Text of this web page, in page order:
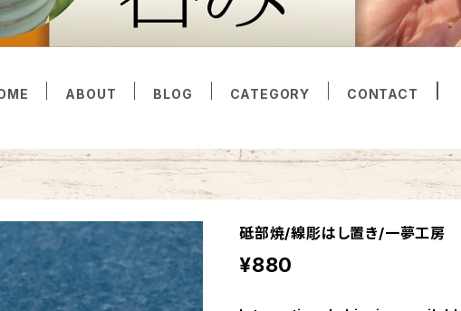
ABOUT BLOG CATEGORY CONTACT
砥部焼/線彫はし置き/一夢工房
¥880